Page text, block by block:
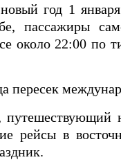
год 1
пассажиры
около 22:00 по
пересек
рейсы в